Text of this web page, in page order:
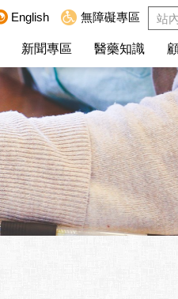
新聞專區 醫藥知識
English 無障礙專區